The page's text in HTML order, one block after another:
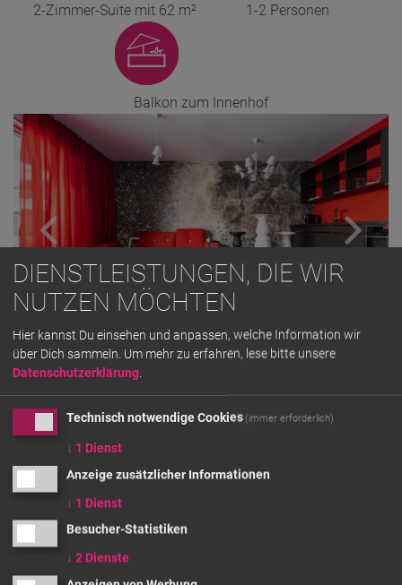
2-Zimmer-Suite mit 62 m² 1-2 Personen
Balkon zum Innenhof
GRUNDRISS
AUSSTATTUNG
62 m² Suite für 1-2 Personen, ausgestattet mit
Designermöbeln
Großzügiger Balkon in Richtung begrünter Innenhof
Großer Kleiderschrank
DIENSTLEISTUNGEN, DIE WIR
NUTZEN MÖCHTEN
Hier kannst Du einsehen und anpassen, welche Information wir
über Dich sammeln. Um mehr zu erfahren, lese bitte unsere
Datenschutzerklärung
Technisch notwendige Cookies (immer erforderlich)
↓ 1 Dienst
Anzeige zusätzlicher Informationen
↓ 1 Dienst
Besucher-Statistiken
↓ 2 Dienste